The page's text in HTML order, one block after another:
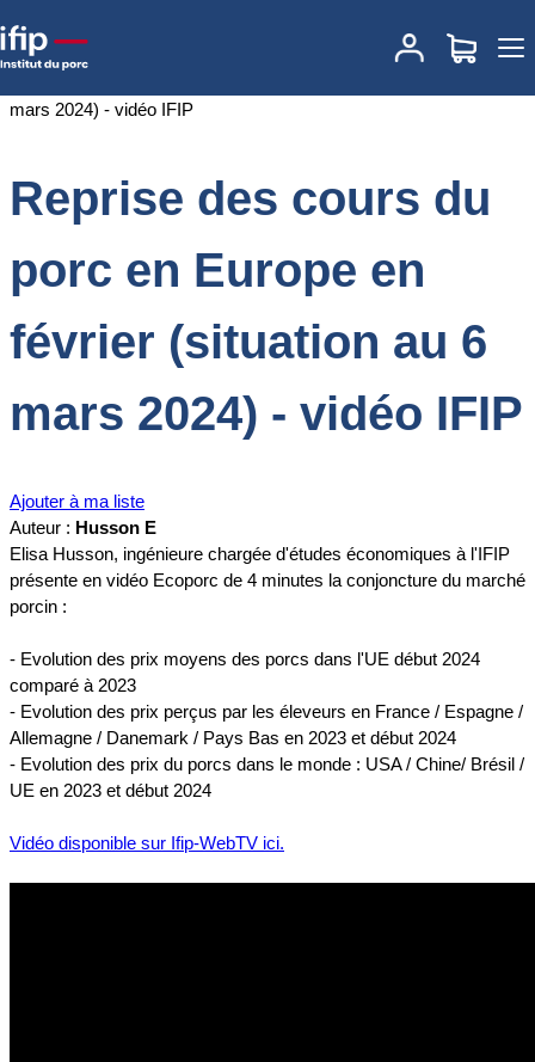
Accueil
Reprise des cours du porc en Europe en
février (situation au 6 mars 2024) - vidéo IFIP
Reprise des cours du
porc en Europe en
février (situation au 6
mars 2024) - vidéo IFIP
Ajouter à ma liste
Auteur : Husson E
Elisa Husson, ingénieure chargée d'études économiques à l'IFIP
présente en vidéo Ecoporc de 4 minutes la conjoncture du marché
porcin :
- Evolution des prix moyens des porcs dans l'UE début 2024
comparé à 2023
- Evolution des prix perçus par les éleveurs en France / Espagne /
Allemagne / Danemark / Pays Bas en 2023 et début 2024
- Evolution des prix du porcs dans le monde : USA / Chine/ Brésil /
UE en 2023 et début 2024
Vidéo disponible sur Ifip-WebTV ici.